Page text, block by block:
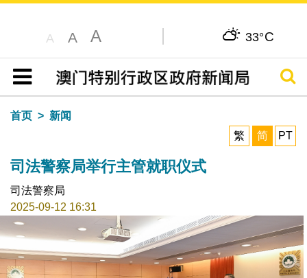
A A A 33°C
目录
搜寻
首页
新闻
繁
简 PT
司法警察局举行主管就职仪式
司法警察局
2025-09-12 16:31